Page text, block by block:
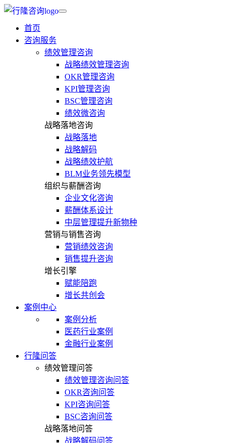
首页
咨询服务
绩效管理咨询
战略绩效管理咨询
OKR管理咨询
KPI管理咨询
BSC管理咨询
绩效微咨询
战略落地咨询
战略落地
战略解码
战略绩效护航
BLM业务领先模型
组织与薪酬咨询
企业文化咨询
薪酬体系设计
中层管理提升新物种
营销与销售咨询
营销绩效咨询
销售提升咨询
增长引擎
赋能陪跑
增长共创会
案例中心
案例分析
医药行业案例
金融行业案例
行隆问答
绩效管理问答
绩效管理咨询问答
OKR咨询问答
KPI咨询问答
BSC咨询问答
战略落地问答
战略解码问答